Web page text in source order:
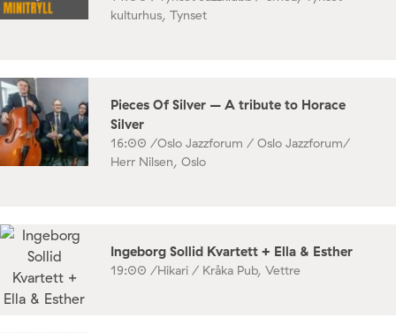
kulturhus, Tynset
Pieces Of Silver – A tribute to Horace
Silver
16:00 /Oslo Jazzforum / Oslo Jazzforum/
Herr Nilsen, Oslo
Ingeborg Sollid Kvartett + Ella & Esther
19:00 /Hikari / Kråka Pub, Vettre